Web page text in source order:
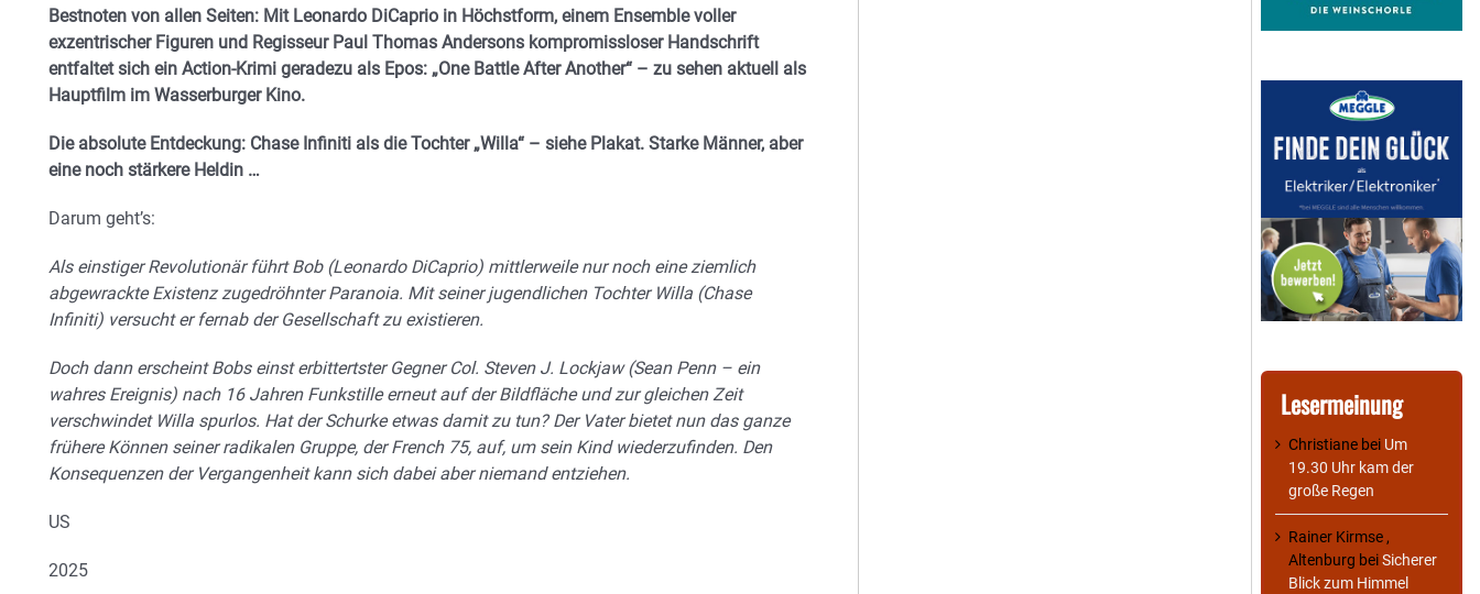
Bestnoten von allen Seiten: Mit Leonardo DiCaprio in Höchstform, einem Ensemble voller
exzentrischer Figuren und Regisseur Paul Thomas Andersons kompromissloser Handschrift
entfaltet sich ein Action-Krimi geradezu als Epos: „One Battle After Another“ – zu sehen aktuell als
Hauptfilm im Wasserburger Kino.
Die absolute Entdeckung: Chase Infiniti als die Tochter „Willa“ – siehe Plakat. Starke Männer, aber
eine noch stärkere Heldin …
Darum geht’s:
Als einstiger Revolutionär führt Bob (Leonardo DiCaprio) mittlerweile nur noch eine ziemlich
abgewrackte Existenz zugedröhnter Paranoia. Mit seiner jugendlichen Tochter Willa (Chase
Infiniti) versucht er fernab der Gesellschaft zu existieren.
Doch dann erscheint Bobs einst erbittertster Gegner Col. Steven J. Lockjaw (Sean Penn – ein
wahres Ereignis) nach 16 Jahren Funkstille erneut auf der Bildfläche und zur gleichen Zeit
verschwindet Willa spurlos. Hat der Schurke etwas damit zu tun? Der Vater bietet nun das ganze
frühere Können seiner radikalen Gruppe, der French 75, auf, um sein Kind wiederzufinden. Den
Konsequenzen der Vergangenheit kann sich dabei aber niemand entziehen.
US
2025
Lesermeinung
Christiane bei Um
19.30 Uhr kam der
große Regen
Rainer Kirmse ,
Altenburg beiSicherer
Blick zum Himmel